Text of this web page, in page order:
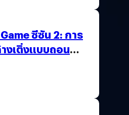
ซีซัน 2: การ
งเติ่งแบบถอน